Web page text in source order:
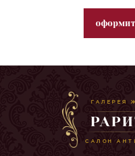
ГАЛЕРЕЯ
САЛОН